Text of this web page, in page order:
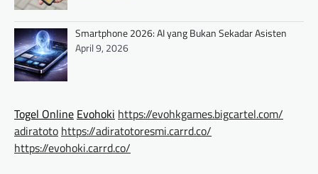
Smartphone 2026: AI yang Bukan Sekadar Asisten
April 9, 2026
Togel Online Evohoki https://evohkgames.bigcartel.com/
adiratoto https://adiratotoresmi.carrd.co/
https://evohoki.carrd.co/